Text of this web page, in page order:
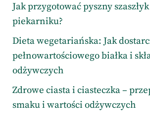
Jak przygotować pyszny
piekarniku?
Dieta wegetariańska: Jak
pełnowartościowego białka i
odżywczych
Zdrowe ciasta i ciasteczka –
smaku i wartości odżywczych